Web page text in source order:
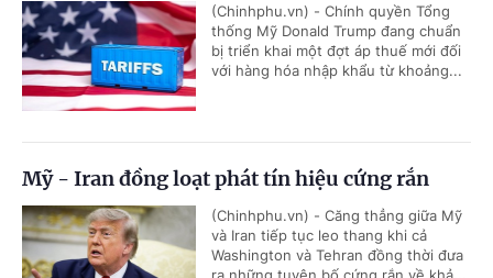
(Chinhphu.vn) - Chính quyền Tổng
thống Mỹ Donald Trump đang chuẩn
bị triển khai một đợt áp thuế mới đối
với hàng hóa nhập khẩu từ khoảng...
Mỹ - Iran đồng loạt phát tín hiệu cứng rắn
(Chinhphu.vn) - Căng thẳng giữa Mỹ
và Iran tiếp tục leo thang khi cả
Washington và Tehran đồng thời đưa